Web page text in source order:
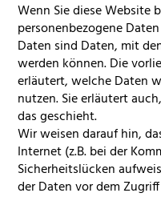
Wenn Sie diese Website
personenbezogene
Daten sind Daten, mit
werden können. Die
erläutert, welche Daten
nutzen. Sie erläutert
das geschieht.
Wir weisen darauf hin,
Internet (z.B. bei der
Sicherheitslücken
der Daten vor dem